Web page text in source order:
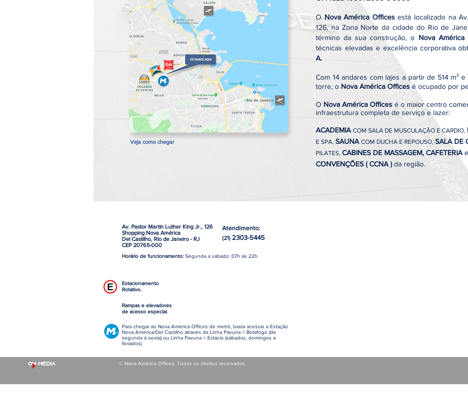
ONova América Officesestá localizado na
126, na Zona Norte da cidade do Rio de
término da sua construção, o Nova América
técnicas elevadas e excelência corporativa
A.
Com 14 andares com lajes a partir de 514 m²
torre, o Nova América Offices é ocupado por
O Nova América Offices é o maior centro
infraestrutura completa de serviço e lazer:
ACADEMIA COM SALA DE MUSCULAÇÃO E CARDIO,
E SPA, SAUNA COM DUCHA E REPOUSO, SALA DE
PILATES, CABINES DE MASSAGEM, CAFETERIAe
CONVENÇÕES ( CCNA )da região.
Veja como chegar
Av. Pastor Martin Luther King Jr., 126
Shopping Nova América
Del Castilho, Rio de Janeiro - RJ
CEP 20765-000
Atendimento:
(21) 2303-5445
Horário de funcionamento: Segunda a sábado: 07h às 22h
Estacionamento
Rotativo.
Rampas e elevadores
de acesso especial.
Para chegar ao Nova América Offices de metrô, basta acessar a Estação
Nova América/Del Castilho através da Linha Pavuna > Botafogo (de
segunda à sexta) ou Linha Pavuna > Estácio (sábados, domingos e
feriados).
© Nova América Offices. Todos os direitos reservados.